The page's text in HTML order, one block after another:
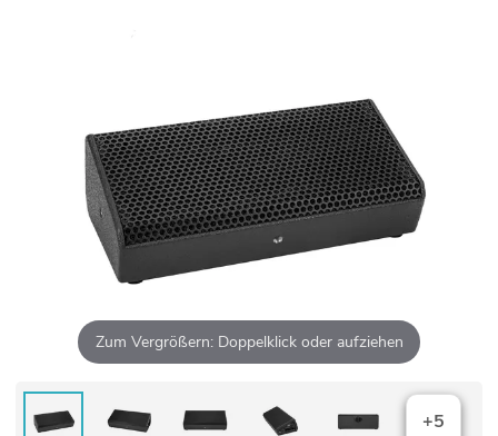
Zum Vergrößern: Doppelklick oder aufziehen
+5